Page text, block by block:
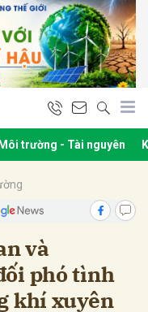
Môi trường - Tài nguyên
và
phó tình
khí xuyên
Hủy